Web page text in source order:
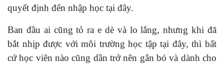
quyết định đến nhập học tại đây.
Ban đầu ai cũng tỏ ra e dè và lo lắng, nhưng khi đã
bắt nhịp được với môi trường học tập tại đây, thì bất
cứ học viên nào cũng dần trở nên gắn bó và dành cho